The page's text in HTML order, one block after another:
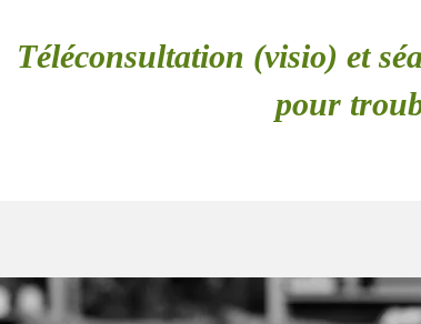
Téléconsultation (visio) et
pour